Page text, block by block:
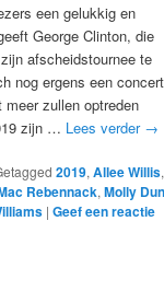
een gelukkig en
George Clinton, die
afscheidstournee te
nog ergens een concert
zullen optreden
zijn … Lees verder →
2019,Allee Willis
Rebennack,Molly
|Geef een reactie